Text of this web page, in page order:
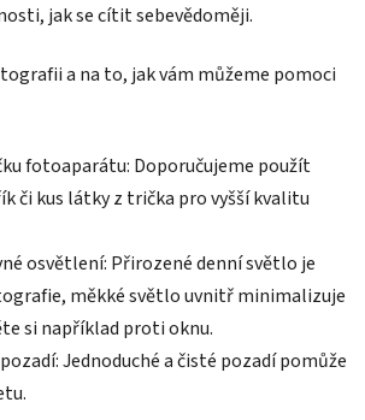
jak se cítit sebevědoměji.
a na to, jak vám můžeme pomoci
fotoaparátu: Doporučujeme použít
či kus látky z trička pro vyšší kvalitu
osvětlení: Přirozené denní světlo je
měkké světlo uvnitř minimalizuje
si například proti oknu.
Jednoduché a čisté pozadí pomůže